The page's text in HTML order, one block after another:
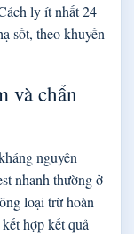
ly ít nhất 24
sốt, theo khuyến
và chẩn
nguyên
nhanh thường ở
loại trừ hoàn
hợp kết quả